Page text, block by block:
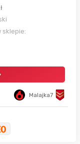
sklepie:
Malajka7